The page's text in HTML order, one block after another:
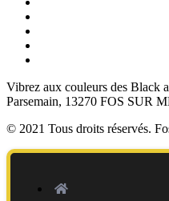
Vibrez aux couleurs des Black
Parsemain, 13270 FOS SUR
© 2021 Tous droits réservés.